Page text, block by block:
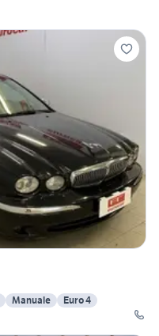
Manuale
Euro 4